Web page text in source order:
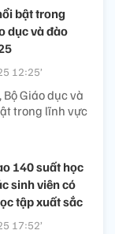
bật trong
dục và đào
12:25’
Giáo dục và
trong lĩnh vực
140 suất học
sinh viên có
tập xuất sắc
17:52’